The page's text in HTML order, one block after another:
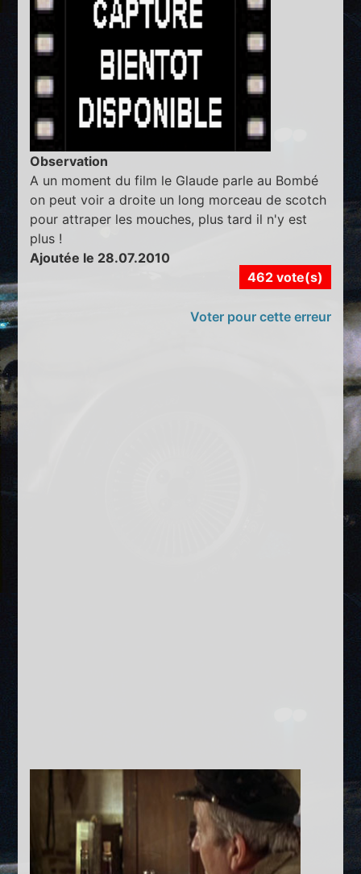
Observation
A un moment du film le Glaude parle au Bombé
on peut voir a droite un long morceau de scotch
pour attraper les mouches, plus tard il n'y est
plus !
Ajoutée le 28.07.2010
462 vote(s)
Voter pour cette erreur